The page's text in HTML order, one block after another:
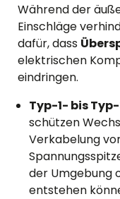
Während der
Einschläge
dafür, dass
elektrischen
eindringen.
Typ-1- bis
schützen
Verkabelung
der Umgebung
entstehen